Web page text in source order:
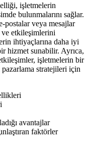
işletmelerin
bulunmalarını sağlar.
postalar veya mesajlar
etkileşimlerini
ihtiyaçlarına daha iyi
hizmet sunabilir. Ayrıca,
işletmelerin bir
stratejileri için
avantajlar
faktörler